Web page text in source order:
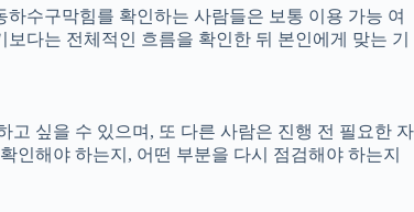
수구막힘를 확인하는 사람들은 보통 이용 가능 여
다는 전체적인 흐름을 확인한 뒤 본인에게 맞는 기
싶을 수 있으며, 또 다른 사람은 진행 전 필요한 자
인해야 하는지, 어떤 부분을 다시 점검해야 하는지